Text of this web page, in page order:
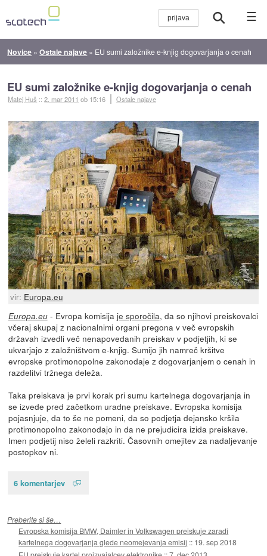
☰
Novice »Ostale najave » EU sumi založnike e-knjig dogovarjanja o cenah
EU sumi založnike e-knjig dogovarjanja o cenah
Matej Huš ::2. mar 2011 ob 15:16 Ostale najave
vir: Europa.eu
Europa.eu- Evropa komisija je sporočila, da so njihovi preiskovalci
včeraj skupaj z nacionalnimi organi pregona v več evropskih
državah izvedli več nenapovedanih preiskav v podjetjih, ki se
ukvarjajo z založništvom e-knjig. Sumijo jih namreč kršitve
evropske protimonopolne zakonodaje z dogovarjanjem o cenah in
razdelitvi tržnega deleža.
Taka preiskava je prvi korak pri sumu kartelnega dogovarjanja in
se izvede pred začetkom uradne preiskave. Evropska komisija
pojasnjuje, da to še ne pomeni, da so podjetja dejansko kršila
protimonopolno zakonodajo in da ne prejudicira izida preiskave.
Imen podjetij niso želeli razkriti. Časovnih omejitev za nadaljevanje
postopkov ni.
6 komentarjev
Preberite si še…
Evropska komisija BMW, Daimler in Volkswagen preiskuje zaradi
kartelnega dogovarjanja glede neomejevanja emisij :: 19. sep 2018